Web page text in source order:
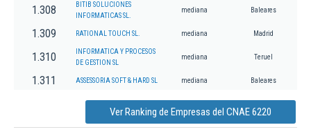
1.308
BITIB SOLUCIONES
INFORMATICAS SL.
mediana Baleares
1.309 RATIONAL TOUCH SL. mediana Madrid
1.310
INFORMATICA Y PROCESOS
DE GESTION SL
mediana Teruel
1.311 ASSESSORIA SOFT & HARD SL mediana Baleares
Ver Ranking de Empresas del CNAE 6220